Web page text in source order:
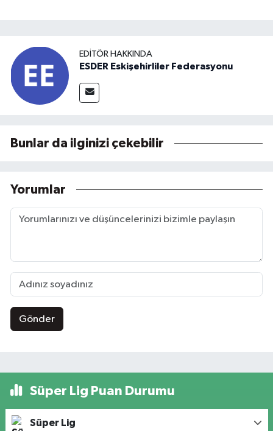
EDITÖR HAKKINDA
ESDER Eskişehirliler Federasyonu
Bunlar da ilginizi çekebilir
Yorumlar
Gönder
Süper Lig Puan Durumu
Süper Lig